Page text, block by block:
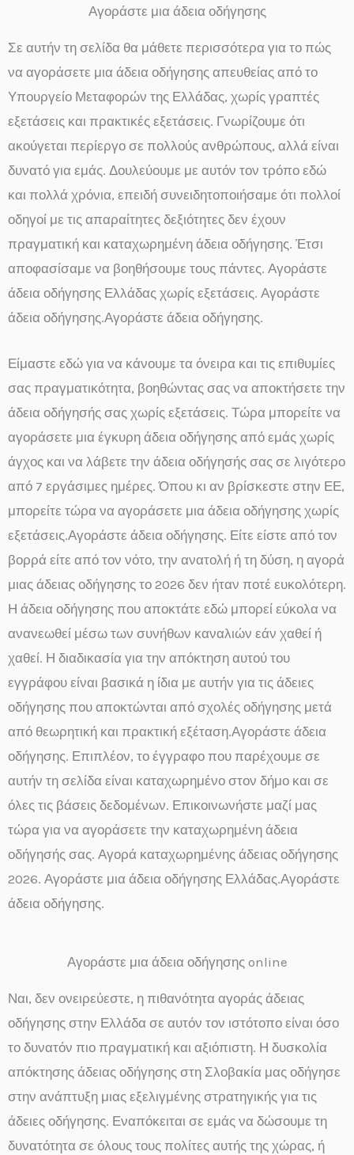
Αγοράστε μια άδεια οδήγησης
Σε αυτήν τη σελίδα θα μάθετε περισσότερα για το πώς
να αγοράσετε μια άδεια οδήγησης απευθείας από το
Υπουργείο Μεταφορών της Ελλάδας, χωρίς γραπτές
εξετάσεις και πρακτικές εξετάσεις. Γνωρίζουμε ότι
ακούγεται περίεργο σε πολλούς ανθρώπους, αλλά είναι
δυνατό για εμάς. Δουλεύουμε με αυτόν τον τρόπο εδώ
και πολλά χρόνια, επειδή συνειδητοποιήσαμε ότι πολλοί
οδηγοί με τις απαραίτητες δεξιότητες δεν έχουν
πραγματική και καταχωρημένη άδεια οδήγησης. Έτσι
αποφασίσαμε να βοηθήσουμε τους πάντες. Αγοράστε
άδεια οδήγησης Ελλάδας χωρίς εξετάσεις. Αγοράστε
άδεια οδήγησης.Αγοράστε άδεια οδήγησης.
Είμαστε εδώ για να κάνουμε τα όνειρα και τις επιθυμίες
σας πραγματικότητα, βοηθώντας σας να αποκτήσετε την
άδεια οδήγησής σας χωρίς εξετάσεις. Τώρα μπορείτε να
αγοράσετε μια έγκυρη άδεια οδήγησης από εμάς χωρίς
άγχος και να λάβετε την άδεια οδήγησής σας σε λιγότερο
από 7 εργάσιμες ημέρες. Όπου κι αν βρίσκεστε στην ΕΕ,
μπορείτε τώρα να αγοράσετε μια άδεια οδήγησης χωρίς
εξετάσεις.Αγοράστε άδεια οδήγησης. Είτε είστε από τον
βορρά είτε από τον νότο, την ανατολή ή τη δύση, η αγορά
μιας άδειας οδήγησης το 2026 δεν ήταν ποτέ ευκολότερη.
Η άδεια οδήγησης που αποκτάτε εδώ μπορεί εύκολα να
ανανεωθεί μέσω των συνήθων καναλιών εάν χαθεί ή
χαθεί. Η διαδικασία για την απόκτηση αυτού του
εγγράφου είναι βασικά η ίδια με αυτήν για τις άδειες
οδήγησης που αποκτώνται από σχολές οδήγησης μετά
από θεωρητική και πρακτική εξέταση.Αγοράστε άδεια
οδήγησης. Επιπλέον, το έγγραφο που παρέχουμε σε
αυτήν τη σελίδα είναι καταχωρημένο στον δήμο και σε
όλες τις βάσεις δεδομένων. Επικοινωνήστε μαζί μας
τώρα για να αγοράσετε την καταχωρημένη άδεια
οδήγησής σας. Αγορά καταχωρημένης άδειας οδήγησης
2026. Αγοράστε μια άδεια οδήγησης Ελλάδας.Αγοράστε
άδεια οδήγησης.
Αγοράστε μια άδεια οδήγησης online
Ναι, δεν ονειρεύεστε, η πιθανότητα αγοράς άδειας
οδήγησης στην Ελλάδα σε αυτόν τον ιστότοπο είναι όσο
το δυνατόν πιο πραγματική και αξιόπιστη. Η δυσκολία
απόκτησης άδειας οδήγησης στη Σλοβακία μας οδήγησε
στην ανάπτυξη μιας εξελιγμένης στρατηγικής για τις
άδειες οδήγησης. Εναπόκειται σε εμάς να δώσουμε τη
δυνατότητα σε όλους τους πολίτες αυτής της χώρας, ή